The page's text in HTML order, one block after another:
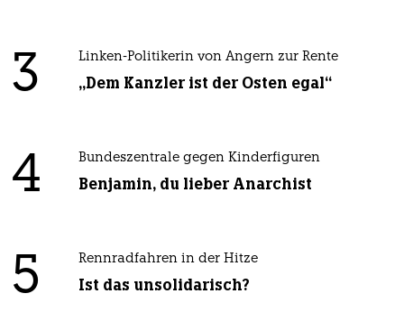
3 Linken-Politikerin von Angern zur Rente
„Dem Kanzler ist der Osten egal“
4 Bundeszentrale gegen Kinderfiguren
Benjamin, du lieber Anarchist
5 Rennradfahren in der Hitze
Ist das unsolidarisch?